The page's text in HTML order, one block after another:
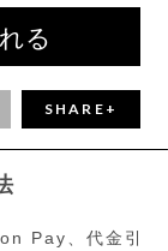
る
SHARE+
Pay、代金引